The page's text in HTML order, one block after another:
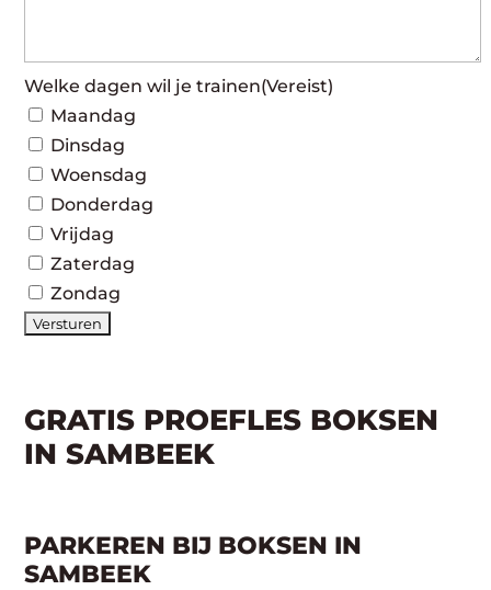
Welke dagen wil je trainen(Vereist)
Maandag
Dinsdag
Woensdag
Donderdag
Vrijdag
Zaterdag
Zondag
GRATIS PROEFLES BOKSEN
IN SAMBEEK
PARKEREN BIJ BOKSEN IN
SAMBEEK